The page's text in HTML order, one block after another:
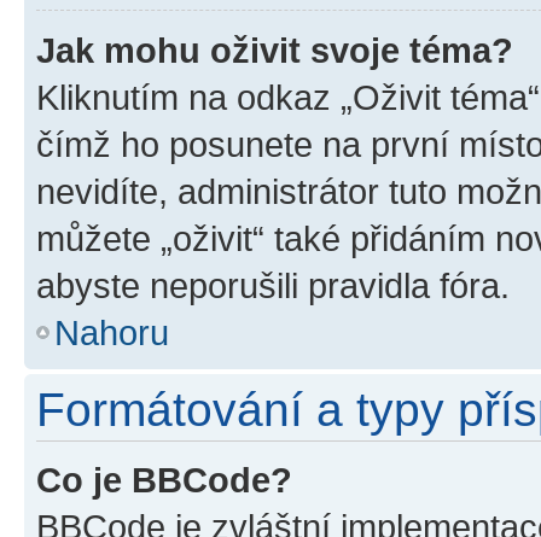
Jak mohu oživit svoje téma?
Kliknutím na odkaz „Oživit
čímž ho posunete na první
nevidíte, administrátor tuto
můžete „oživit“ také přidáním
abyste neporušili pravidla fóra.
Nahoru
Formátování a typy
Co je BBCode?
BBCode je zvláštní